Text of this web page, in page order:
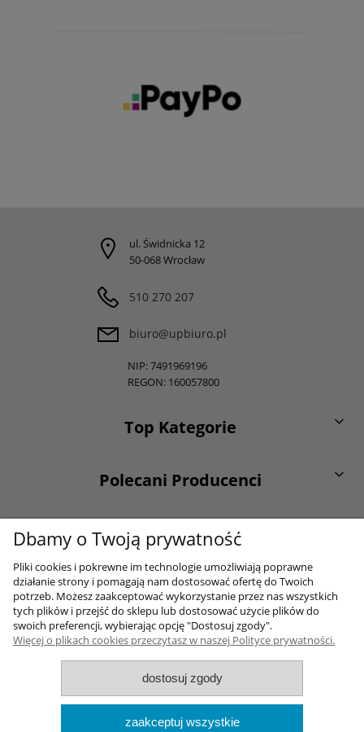
ul. Świdnicka 12
50-068 Wrocław
510 270 207
biuro@upbiuro.pl
NIP: 7491969196
REGON: 160057800
Top Kategorie
Polecani Producenci
O firmie
Moje konto
Sklep internetowy Shoper.pl
2017-2026 Wszelkie prawa zastrzezone
Wykonane przezOnisoft
Dbamy o Twoją prywatność
Pliki cookies i pokrewne im technologie umożliwiają poprawne
działanie strony i pomagają nam dostosować ofertę do Twoich
potrzeb. Możesz zaakceptować wykorzystanie przez nas wszystkich
tych plików i przejść do sklepu lub dostosować użycie plików do
swoich preferencji, wybierając opcję "Dostosuj zgody".
Więcej o plikach cookies przeczytasz w naszej Polityce prywatności.
dostosuj zgody
zaakceptuj wszystkie